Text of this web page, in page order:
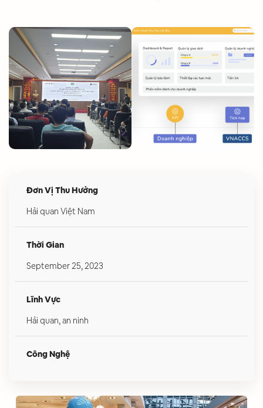
Đơn Vị Thu Hưởng
Hải quan Việt Nam
Thời Gian
September 25, 2023
Lĩnh Vực
Hải quan, an ninh
Công Nghệ